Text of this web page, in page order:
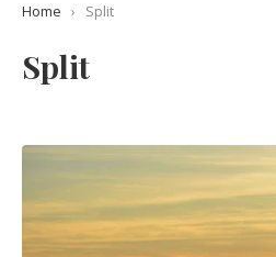
Home › Split
Split